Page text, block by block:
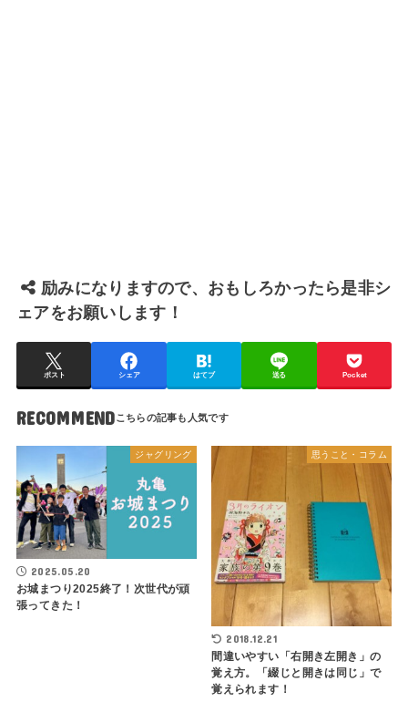
励みになりますので、おもしろかったら是非シ
ェアをお願いします！
ポスト シェア はてブ 送る Pocket
RECOMMEND
ジャグリング
2025.05.20
お城まつり2025終了！次世代が頑
張ってきた！
思うこと・コラム
2018.12.21
間違いやすい「右開き左開き」の
覚え方。「綴じと開きは同じ」で
覚えられます！